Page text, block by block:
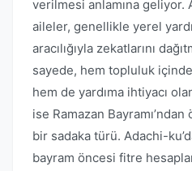
verilmesi anlamına geliyor.
aileler, genellikle yerel
aracılığıyla zekatlarını
sayede, hem topluluk
hem de yardıma ihtiyacı
ise Ramazan
bir sadaka türü. Adachi-
bayram öncesi fitre